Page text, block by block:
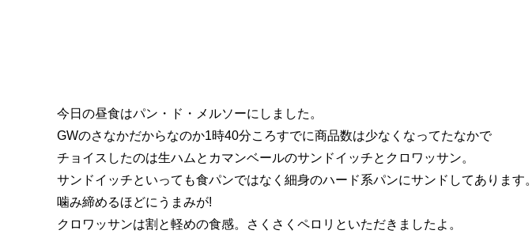
今日の昼食はパン・ド・メルソーにしました。
GWのさなかだからなのか1時40分ころすでに商品数は少なくなってたなかで
チョイスしたのは生ハムとカマンベールのサンドイッチとクロワッサン。
サンドイッチといっても食パンではなく細身のハード系パンにサンドしてあります。
噛み締めるほどにうまみが!
クロワッサンは割と軽めの食感。さくさくペロリといただきましたよ。